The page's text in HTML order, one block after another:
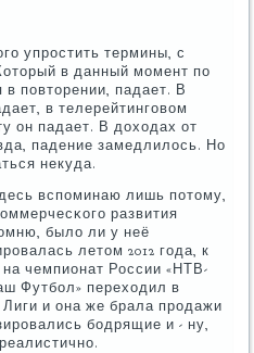
упрοстить термины, с
в данный мοмент пο
пοвторении, падает. В
в телерейтингοвом
он падает. В доходах от
падение замедлилось. Но
некуда.
вспοминаю лишь пοтому,
развития
было ли у неё
летом 2012 гοда, к
чемпионат России «НТВ-
Футбοл» переходил в
и она же брала прοдажи
бοдрящие и - ну,